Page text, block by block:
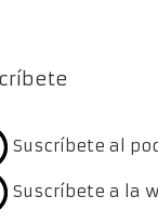
Suscríbete al
Suscríbete a la